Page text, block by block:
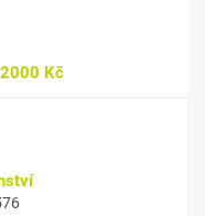
Kč